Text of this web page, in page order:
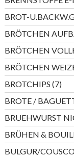
BROT-
BRÖTCHEN
BRÖTCHEN
BRÖTCHEN
BROTCHIPS 77
BROTE /
BRUEHWURST
BRÜHEN &
BULGUR/